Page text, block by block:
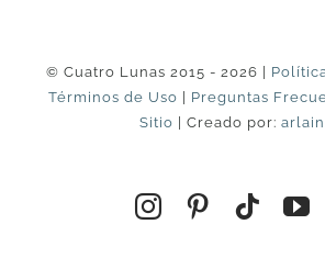
© Cuatro Lunas 2015 - 2026 |
Términos de Uso
Preguntas
Sitio | Creado por: